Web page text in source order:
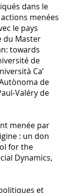
dans le
menées
le pays
du Master
towards
de
Ca’
de
Valéry de
menée par
: un don
for the
Dynamics,
et